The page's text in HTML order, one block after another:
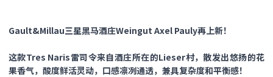
Gault&Millau三星黑马酒庄Weingut Axel Pauly再上新！
这款Tres Naris雷司令来自酒庄所在的Lieser村，散发出悠扬的花
果香气，酸度鲜活灵动，口感凛冽通透，兼具复杂度和平衡感！